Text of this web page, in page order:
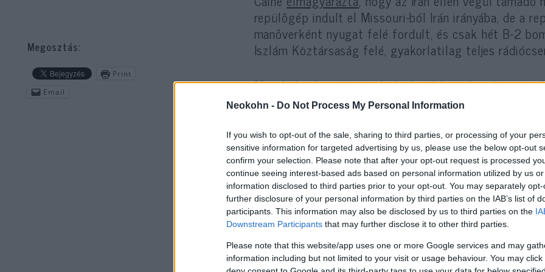
Neokohn - Do Not Process My Personal Information
If you wish to opt-out of the sale, sharing to third parties, or processing of your
sensitive information for targeted advertising by us, please use the below opt-out
confirm your selection. Please note that after your opt-out request is processed
continue seeing interest-based ads based on personal information utilized by us
information disclosed to third parties prior to your opt-out. You may separately
further disclosure of your personal information by third parties on the IAB’s list of
participants. This information may also be disclosed by us to third parties on the
Downstream Participants that may further disclose it to other third parties.
Please note that this website/app uses one or more Google services and may
information including but not limited to your visit or usage behaviour. You may
repülőgép indult el Missouri-ból Irán irányába, de a
manőverként nyugat felé fordult, és csak hét B-2
Iszlám Köztársaság felé, gyakorlatilag teljes
Mint kiderült, más irányból érkező kísérő
mielőtt azok beléptek az iráni légtérbe.
Caine azt is elmondta, hogy az Egyesült Államok
használt a művelet során.
Az Egyesült Államok kibernetikai támadást,
vadászgépekből indított megelőző tűzzel és egy
Megosztás:
Print
Email